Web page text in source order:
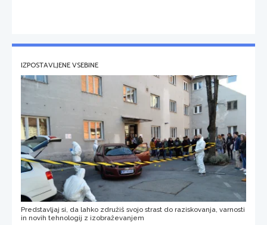
IZPOSTAVLJENE VSEBINE
Predstavljaj si, da lahko združiš svojo strast do raziskovanja, varnosti
in novih tehnologij z izobraževanjem